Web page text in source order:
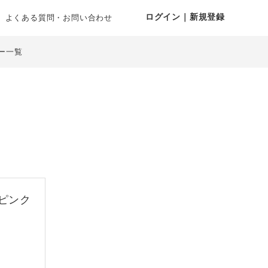
よくある質問・お問い合わせ ログイン｜新規登録
一覧
ンク